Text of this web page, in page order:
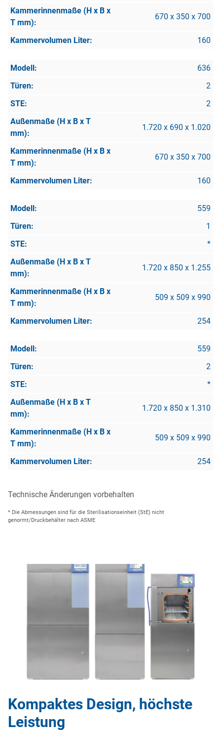
670 x 350 x 700
160
636
2
2
1.720 x 690 x 1.020
670 x 350 x 700
160
559
1
*
1.720 x 850 x 1.255
509 x 509 x 990
254
559
2
*
1.720 x 850 x 1.310
509 x 509 x 990
254
Technische Änderungen vorbehalten
* Die Abmessungen sind für die Sterilisationseinheit (StE) nicht
genormt/Druckbehälter nach ASME
Kompaktes Design, höchste
Leistung